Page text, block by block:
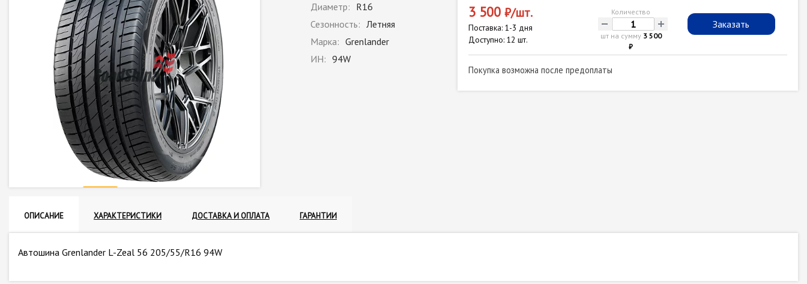
Диаметр: R16
Сезонность: Летняя
Марка: Grenlander
ИН: 94W
3 500 ₽/шт.
Поставка: 1-3 дня
Доступно: 12 шт.
Количество
- +
шт на сумму 3 500
₽
Заказать
Покупка возможна после предоплаты
ОПИСАНИЕ ХАРАКТЕРИСТИКИ ДОСТАВКА И ОПЛАТА ГАРАНТИИ
Автошина Grenlander L-Zeal 56 205/55/R16 94W